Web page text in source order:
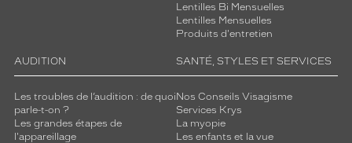
Lentilles Bi Mensuelles
Lentilles Mensuelles
Produits d'entretien
AUDITION
Les troubles de l’audition : de quoi
parle-t-on ?
Les grandes étapes de
l'appareillage
SANTÉ, STYLES ET SERVICES
Nos Conseils Visagisme
Services Krys
La myopie
Les enfants et la vue